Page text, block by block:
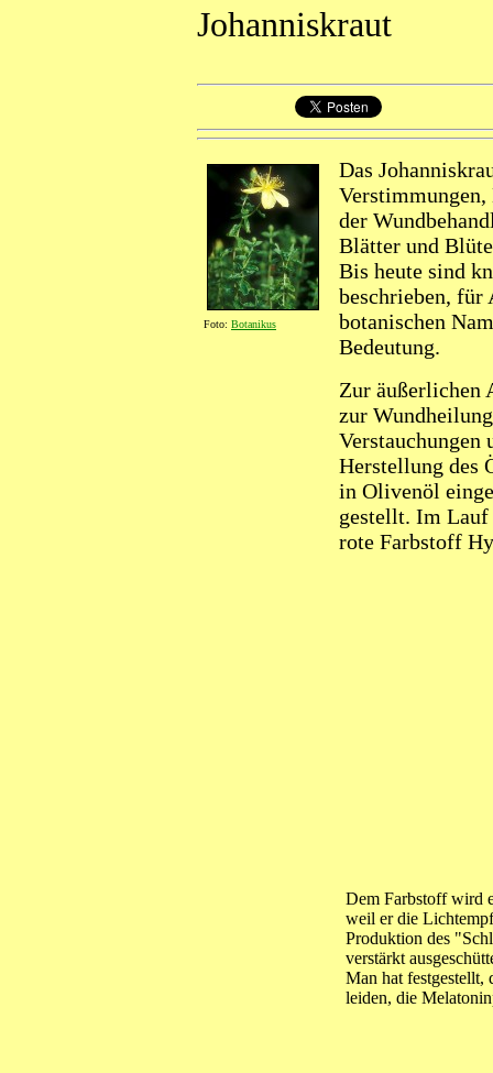
Johanniskraut
Foto: Botanikus
Das
Verstimmungen,
der
Blätter und
Bis heute sind
beschrieben,
botanischen
Bedeutung.
Zur äußerlichen
zur
Verstauchungen
Herstellung des
in Olivenöl
gestellt. Im Lauf
rote Farbstoff
Dem Farbstoff wird
weil er die
Produktion des
verstärkt
Man hat festgestellt,
leiden, die